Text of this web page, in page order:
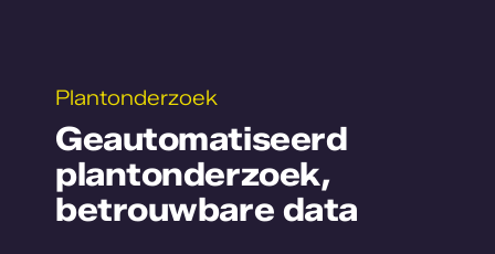
Plantonderzoek
Geautomatiseerd
plantonderzoek,
betrouwbare data